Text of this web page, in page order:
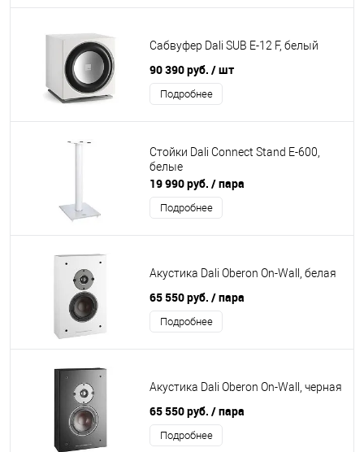
Сабвуфер Dali SUB E-12 F, белый
90 390 руб. / шт
Подробнее
Стойки Dali Connect Stand E-600,
белые
19 990 руб. / пара
Подробнее
Акустика Dali Oberon On-Wall, белая
65 550 руб. / пара
Подробнее
Акустика Dali Oberon On-Wall, черная
65 550 руб. / пара
Подробнее